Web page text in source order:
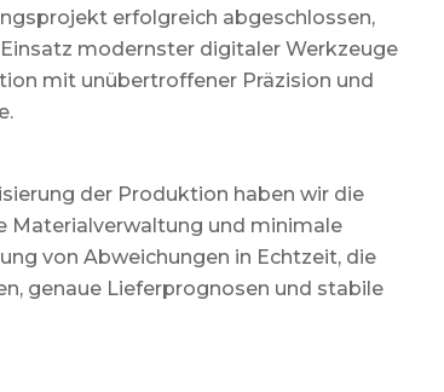
erfolgreich abgeschlossen,
modernster digitaler Werkzeuge
mit unübertroffener Präzision und
der Produktion haben wir die
Materialverwaltung und minimale
von Abweichungen in Echtzeit, die
genaue Lieferprognosen und stabile